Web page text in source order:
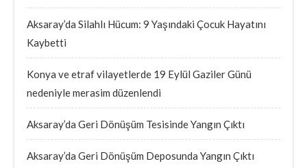
Aksaray’da Silahlı Hücum: 9 Yaşındaki Çocuk Hayatını
Kaybetti
Konya ve etraf vilayetlerde 19 Eylül Gaziler Günü
nedeniyle merasim düzenlendi
Aksaray’da Geri Dönüşüm Tesisinde Yangın Çıktı
Aksaray’da Geri Dönüşüm Deposunda Yangın Çıktı